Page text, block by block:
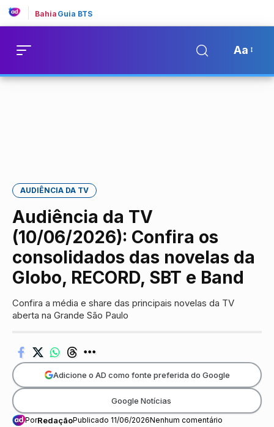
Bahia Guia BTS
Aa
AUDIÊNCIA DA TV
Audiência da TV
(10/06/2026): Confira os
consolidados das novelas da
Globo, RECORD, SBT e Band
Confira a média e share das principais novelas da TV
aberta na Grande São Paulo
PorRedaçãoPublicado 11/06/2026Nenhum comentário
Adicione o AD como fonte preferida do Google
Google Notícias